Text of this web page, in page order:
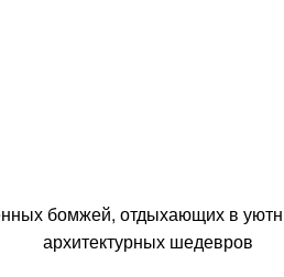
бомжей, отдыхающих в
архитектурных шедевров